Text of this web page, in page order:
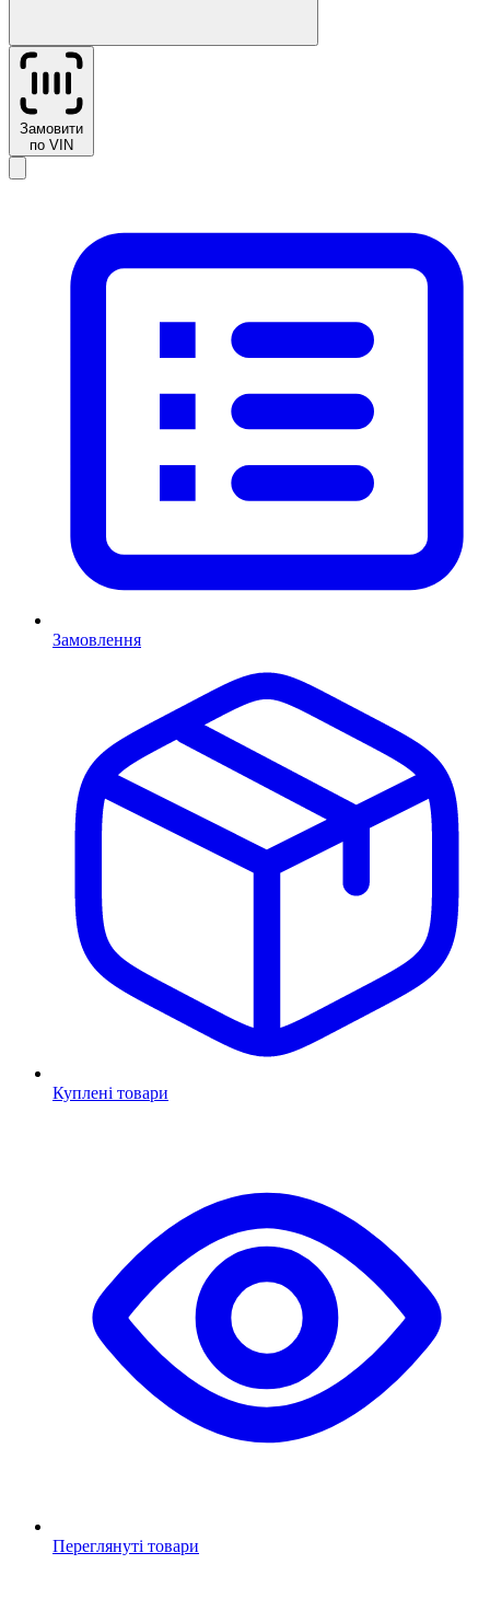
Замовити
по VIN
Замовлення
Куплені товари
Переглянуті товари